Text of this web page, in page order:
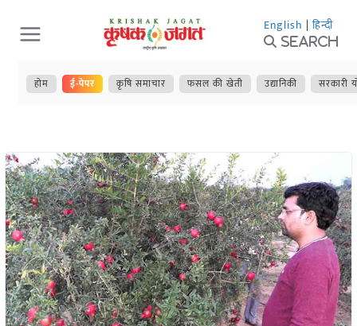
Skip
to
content
English | हिन्दी
Search
होम ई-पेपर कृषि समाचार फसल की खेती उद्यानिकी सरकारी